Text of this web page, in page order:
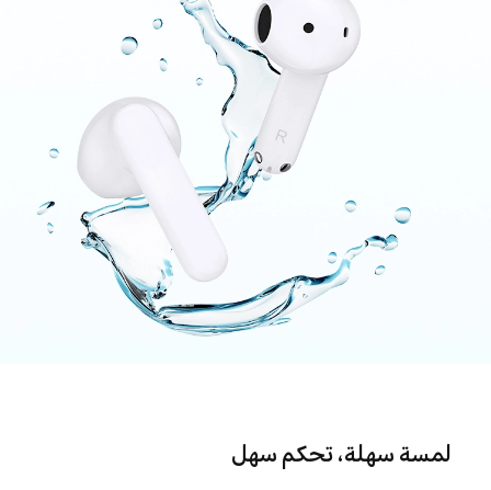
لمسة سهلة، تحكم سهل